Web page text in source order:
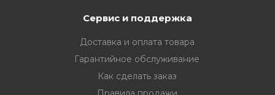
Сервис и поддержка
Доставка и оплата товара
Гарантийное обслуживание
Как сделать заказ